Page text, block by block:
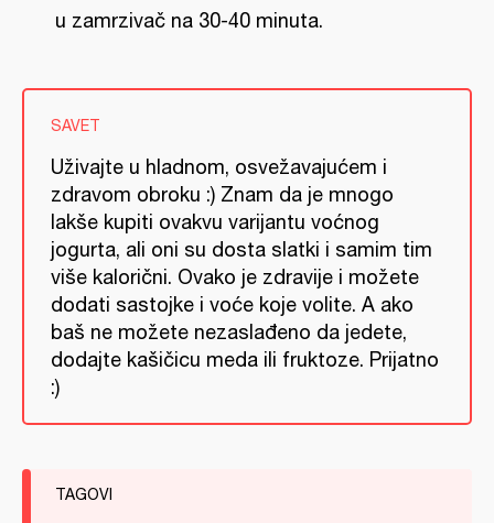
u zamrzivač na 30-40 minuta.
SAVET
Uživajte u hladnom, osvežavajućem i
zdravom obroku :) Znam da je mnogo
lakše kupiti ovakvu varijantu voćnog
jogurta, ali oni su dosta slatki i samim tim
više kalorični. Ovako je zdravije i možete
dodati sastojke i voće koje volite. A ako
baš ne možete nezaslađeno da jedete,
dodajte kašičicu meda ili fruktoze. Prijatno
:)
TAGOVI